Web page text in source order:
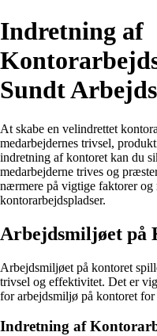
Indretning af
Sundt
At skabe en velindrettet
medarbejdernes trivsel,
indretning af kontoret kan du
medarbejderne trives og
nærmere på vigtige faktorer
kontorarbejdspladser.
Arbejdsmiljøet på
Arbejdsmiljøet på kontoret
trivsel og effektivitet. Det er
for arbejdsmiljø på kontoret
Indretning af